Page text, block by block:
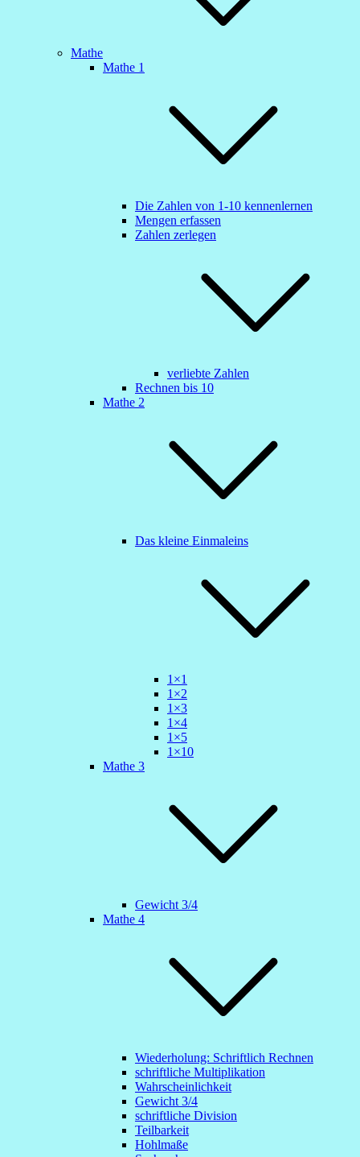
Mathe
Mathe 1
Die Zahlen von 1-10 kennenlernen
Mengen erfassen
Zahlen zerlegen
verliebte Zahlen
Rechnen bis 10
Mathe 2
Das kleine Einmaleins
1×1
1×2
1×3
1×4
1×5
1×10
Mathe 3
Gewicht 3/4
Mathe 4
Wiederholung: Schriftlich Rechnen
schriftliche Multiplikation
Wahrscheinlichkeit
Gewicht 3/4
schriftliche Division
Teilbarkeit
Hohlmaße